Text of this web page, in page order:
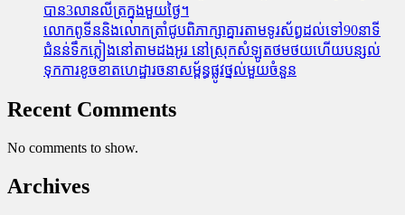
បាន3លានលីត្រក្នុងមួយថ្ងៃ។
លោកពូទីននិងលោកត្រាំជូបពិភាក្សាគ្នារតាមទូរស័ព្ធដល់ទៅ90នាទី
ជំនន់​ទឹកភ្លៀង​នៅ​តាម​ដងអូរ​ នៅ​ស្រុក​សំឡូត​ថមថយ​ហើយ​បន្សល់​
ទុក​ការ​ខូចខាត​ហេដ្ឋារចនាសម្ព័ន្ធ​ផ្លូវថ្នល់​មួយ​ចំនួន
Recent Comments
No comments to show.
Archives